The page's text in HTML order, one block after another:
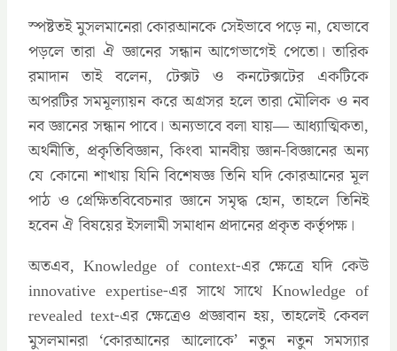
স্পষ্টতই মুসলমানেরা কোরআনকে সেইভাবে পড়ে না, যেভাবে
পড়লে তারা ঐ জ্ঞানের সন্ধান আগেভাগেই পেতো। তারিক
রমাদান তাই বলেন, টেক্সট ও কনটেক্সটের একটিকে
অপরটির সমমূল্যায়ন করে অগ্রসর হলে তারা মৌলিক ও নব
নব জ্ঞানের সন্ধান পাবে। অন্যভাবে বলা যায়— আধ্যাত্মিকতা,
অর্থনীতি, প্রকৃতিবিজ্ঞান, কিংবা মানবীয় জ্ঞান-বিজ্ঞানের অন্য
যে কোনো শাখায় যিনি বিশেষজ্ঞ তিনি যদি কোরআনের মূল
পাঠ ও প্রেক্ষিতবিবেচনার জ্ঞানে সমৃদ্ধ হোন, তাহলে তিনিই
হবেন ঐ বিষয়ের ইসলামী সমাধান প্রদানের প্রকৃত কর্তৃপক্ষ।
অতএব, Knowledge of context-এর ক্ষেত্রে যদি কেউ
innovative expertise-এর সাথে সাথে Knowledge of
revealed text-এর ক্ষেত্রেও প্রজ্ঞাবান হয়, তাহলেই কেবল
মুসলমানরা ‘কোরআনের আলোকে’ নতুন নতুন সমস্যার